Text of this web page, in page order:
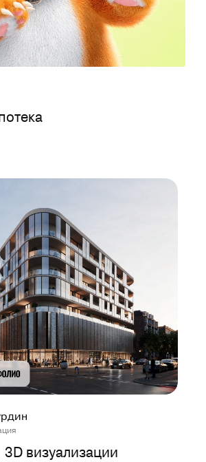
26
12 46
визуализации